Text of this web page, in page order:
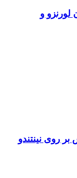
لورنزو و
روی نینتندو